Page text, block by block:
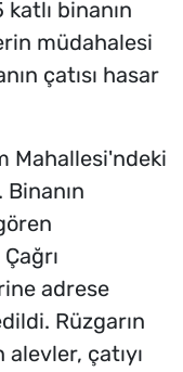
binanın
müdahalesi
çatısı hasar
Mahallesi'ndeki
Binanın
adrese
Rüzgarın
çatıyı